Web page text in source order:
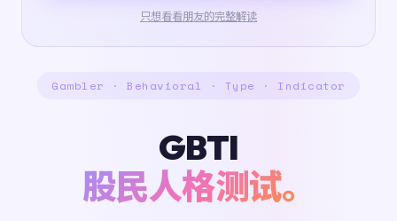
只想看看朋友的完整解读
Gambler · Behavioral · Type · Indicator
GBTI
股民人格测试。